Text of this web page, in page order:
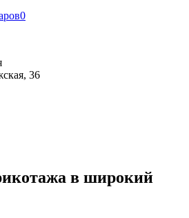
0
36
в широкий